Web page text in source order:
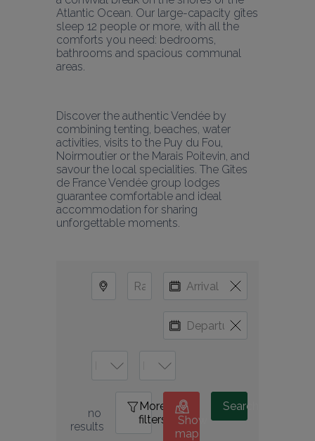
Atlantic Ocean. Our large-capacity gîtes
sleep 12 people or more, with all the
comforts you need: bedrooms,
bathrooms and spacious communal
areas.
Discover the authentic Vendée by
combining tenting, beaches, water
activities, visits to the Puy du Fou,
Noirmoutier or the Marais Poitevin, and
savour the local specialities. The Gîtes
de France Vendée group lodges
guarantee comfortable and ideal
accommodation for sharing
unforgettable moments.
no
results
More
filters
Show
map
Search